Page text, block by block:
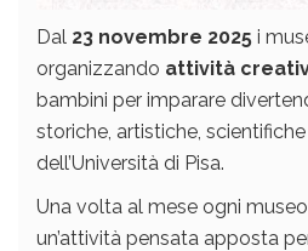
Dal 23 novembre 2025 i
organizzando attività
bambini per imparare
storiche, artistiche,
dell’Università di Pisa.
Una volta al mese ogni
un’attività pensata apposta